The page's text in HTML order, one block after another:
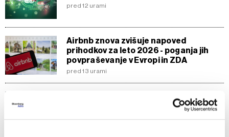
pred 12 urami
Airbnb znova zvišuje napoved
prihodkov za leto 2026 - poganja jih
povpraševanje v Evropi in ZDA
pred 13 urami
Izjave tedna: Schengen pod pritiskom,